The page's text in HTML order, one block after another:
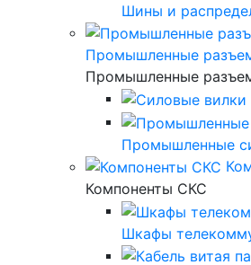
Шины и
Промышленные
Промышленные
Промышленные
Компоненты СКС
Шкафы